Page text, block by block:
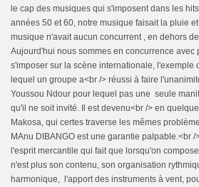
le cap des musiques qui s'imposent dans les
années 50 et 60, notre musique faisait la pluie
musique n'avait aucun concurrent , en dehors
Aujourd'hui nous sommes en concurrence
s'imposer sur la scène internationale,
lequel un groupe a<br /> réussi à faire
Youssou Ndour pour lequel pas une seule
qu'il ne soit invité. Il est devenu<br /> en
Makosa, qui certes traverse les mêmes
MAnu DIBANGO est une garantie palpable.<br
l'esprit mercantile qui fait que lorsqu'on
n'est plus son contenu, son organisation
harmonique, l'apport des instruments à vent,